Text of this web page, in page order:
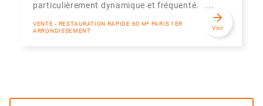
particulièrement dynamique et fréquenté. ...
VENTE - RESTAURATION RAPIDE 60 M² PARIS 1ER
ARRONDISSEMENT
arrow_forward
Voir